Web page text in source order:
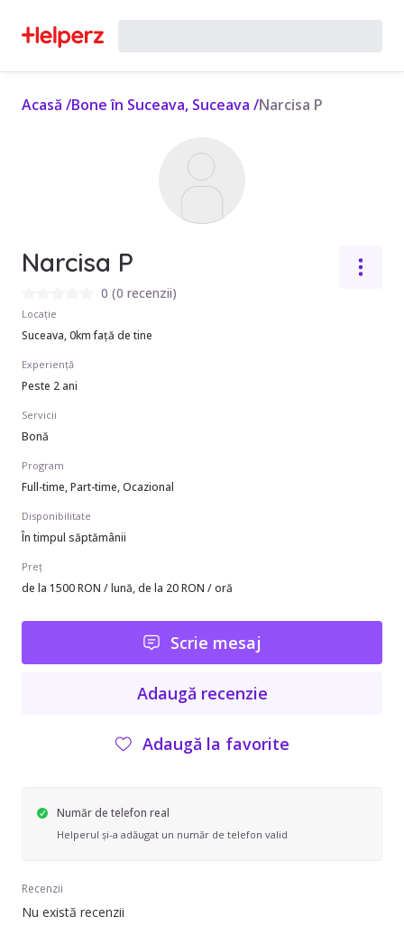
Acasă /Bone în Suceava, Suceava /Narcisa P
Narcisa P
0 (0 recenzii)
Locație
Suceava, 0km față de tine
Experiență
Peste 2 ani
Servicii
Bonă
Program
Full-time, Part-time, Ocazional
Disponibilitate
În timpul săptămânii
Preț
de la 1500 RON / lună, de la 20 RON / oră
Scrie mesaj
Adaugă recenzie
Adaugă la favorite
Număr de telefon real
Helperul și-a adăugat un număr de telefon valid
Recenzii
Nu există recenzii